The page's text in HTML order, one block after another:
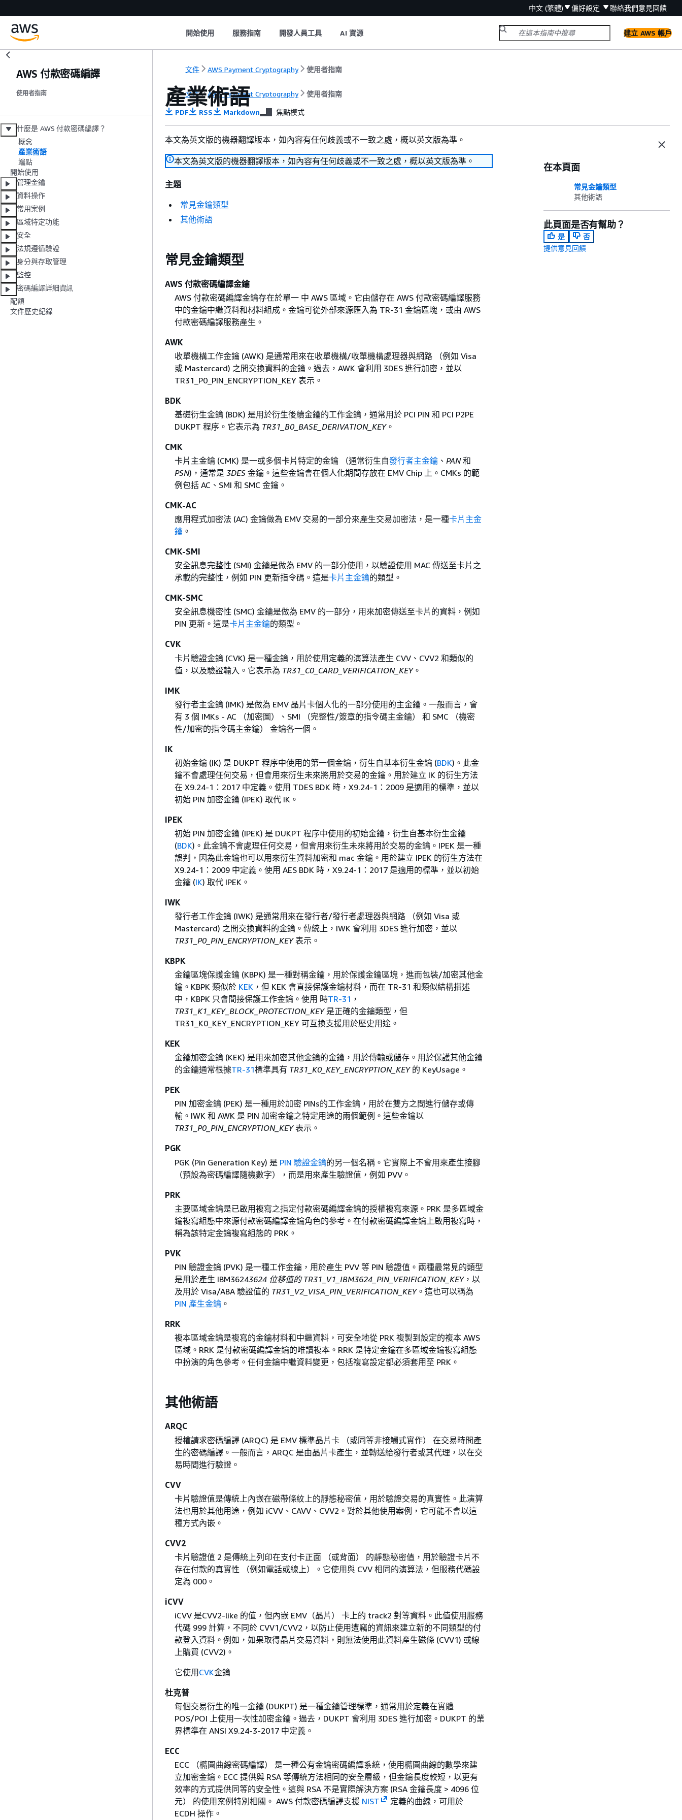
中文 (繁體) 偏好設定 聯絡我們意見回饋
開始使用 服務指南 開發人員工具 AI 資源 建立 AWS 帳戶
AWS 付款密碼編譯
使用者指南
什麼是 AWS 付款密碼編譯？
概念
產業術語
端點
開始使用
管理金鑰
資料操作
常用案例
區域特定功能
安全
法規遵循驗證
身分與存取管理
監控
密碼編譯詳細資訊
配額
文件歷史紀錄
文件 AWS Payment Cryptography 使用者指南
文件 AWS Payment Cryptography 使用者指南
產業術語
PDF RSS Markdown 焦點模式
本文為英文版的機器翻譯版本，如內容有任何歧義或不一致之處，概以英文版為準。
本文為英文版的機器翻譯版本，如內容有任何歧義或不一致之處，概以英文版為準。
主題
常見金鑰類型
其他術語
常見金鑰類型
AWS 付款密碼編譯金鑰
AWS 付款密碼編譯金鑰存在於單一 中 AWS 區域。它由儲存在 AWS 付款密碼編譯服務
中的金鑰中繼資料和材料組成。金鑰可從外部來源匯入為 TR-31 金鑰區塊，或由 AWS
付款密碼編譯服務產生。
AWK
收單機構工作金鑰 (AWK) 是通常用來在收單機構/收單機構處理器與網路 （例如 Visa
或 Mastercard) 之間交換資料的金鑰。過去，AWK 會利用 3DES 進行加密，並以
TR31_P0_PIN_ENCRYPTION_KEY 表示。
BDK
基礎衍生金鑰 (BDK) 是用於衍生後續金鑰的工作金鑰，通常用於 PCI PIN 和 PCI P2PE
DUKPT 程序。它表示為 TR31_B0_BASE_DERIVATION_KEY。
CMK
卡片主金鑰 (CMK) 是一或多個卡片特定的金鑰 （通常衍生自發行者主金鑰、 PAN和
PSN)，通常是 3DES金鑰。這些金鑰會在個人化期間存放在 EMV Chip 上。CMKs 的範
例包括 AC、SMI 和 SMC 金鑰。
CMK-AC
應用程式加密法 (AC) 金鑰做為 EMV 交易的一部分來產生交易加密法，是一種卡片主金
鑰。
CMK-SMI
安全訊息完整性 (SMI) 金鑰是做為 EMV 的一部分使用，以驗證使用 MAC 傳送至卡片之
承載的完整性，例如 PIN 更新指令碼。這是卡片主金鑰的類型。
CMK-SMC
安全訊息機密性 (SMC) 金鑰是做為 EMV 的一部分，用來加密傳送至卡片的資料，例如
PIN 更新。這是卡片主金鑰的類型。
CVK
卡片驗證金鑰 (CVK) 是一種金鑰，用於使用定義的演算法產生 CVV、CVV2 和類似的
值，以及驗證輸入。它表示為 TR31_C0_CARD_VERIFICATION_KEY。
IMK
發行者主金鑰 (IMK) 是做為 EMV 晶片卡個人化的一部分使用的主金鑰。一般而言，會
有 3 個 IMKs - AC （加密圖）、SMI （完整性/簽章的指令碼主金鑰） 和 SMC （機密
性/加密的指令碼主金鑰） 金鑰各一個。
IK
初始金鑰 (IK) 是 DUKPT 程序中使用的第一個金鑰，衍生自基本衍生金鑰 (BDK)。此金
鑰不會處理任何交易，但會用來衍生未來將用於交易的金鑰。用於建立 IK 的衍生方法
在 X9.24-1：2017 中定義。使用 TDES BDK 時，X9.24-1：2009 是適用的標準，並以
初始 PIN 加密金鑰 (IPEK) 取代 IK。
IPEK
初始 PIN 加密金鑰 (IPEK) 是 DUKPT 程序中使用的初始金鑰，衍生自基本衍生金鑰
(BDK)。此金鑰不會處理任何交易，但會用來衍生未來將用於交易的金鑰。IPEK 是一種
誤判，因為此金鑰也可以用來衍生資料加密和 mac 金鑰。用於建立 IPEK 的衍生方法在
X9.24-1：2009 中定義。使用 AES BDK 時，X9.24-1：2017 是適用的標準，並以初始
金鑰 (IK) 取代 IPEK。
IWK
發行者工作金鑰 (IWK) 是通常用來在發行者/發行者處理器與網路 （例如 Visa 或
Mastercard) 之間交換資料的金鑰。傳統上，IWK 會利用 3DES 進行加密，並以
TR31_P0_PIN_ENCRYPTION_KEY表示。
KBPK
金鑰區塊保護金鑰 (KBPK) 是一種對稱金鑰，用於保護金鑰區塊，進而包裝/加密其他金
鑰。KBPK 類似於 KEK，但 KEK 會直接保護金鑰材料，而在 TR-31 和類似結構描述
中，KBPK 只會間接保護工作金鑰。使用 時TR-31 ，
TR31_K1_KEY_BLOCK_PROTECTION_KEY是正確的金鑰類型，但
TR31_K0_KEY_ENCRYPTION_KEY 可互換支援用於歷史用途。
KEK
金鑰加密金鑰 (KEK) 是用來加密其他金鑰的金鑰，用於傳輸或儲存。用於保護其他金鑰
的金鑰通常根據TR-31標準具有 TR31_K0_KEY_ENCRYPTION_KEY的 KeyUsage。
PEK
PIN 加密金鑰 (PEK) 是一種用於加密 PINs的工作金鑰，用於在雙方之間進行儲存或傳
輸。IWK 和 AWK 是 PIN 加密金鑰之特定用途的兩個範例。這些金鑰以
TR31_P0_PIN_ENCRYPTION_KEY表示。
PGK
PGK (Pin Generation Key) 是 PIN 驗證金鑰的另一個名稱。它實際上不會用來產生接腳
（預設為密碼編譯隨機數字），而是用來產生驗證值，例如 PVV。
PRK
主要區域金鑰是已啟用複寫之指定付款密碼編譯金鑰的授權複寫來源。PRK 是多區域金
鑰複寫組態中來源付款密碼編譯金鑰角色的參考。在付款密碼編譯金鑰上啟用複寫時，
稱為該特定金鑰複寫組態的 PRK。
PVK
PIN 驗證金鑰 (PVK) 是一種工作金鑰，用於產生 PVV 等 PIN 驗證值。兩種最常見的類型
是用於產生 IBM36243624 位移值的 TR31_V1_IBM3624_PIN_VERIFICATION_KEY，以
及用於 Visa/ABA 驗證值的 TR31_V2_VISA_PIN_VERIFICATION_KEY。這也可以稱為
PIN 產生金鑰。
RRK
複本區域金鑰是複寫的金鑰材料和中繼資料，可安全地從 PRK 複製到設定的複本 AWS
區域。RRK 是付款密碼編譯金鑰的唯讀複本。RRK 是特定金鑰在多區域金鑰複寫組態
中扮演的角色參考。任何金鑰中繼資料變更，包括複寫設定都必須套用至 PRK。
其他術語
ARQC
授權請求密碼編譯 (ARQC) 是 EMV 標準晶片卡 （或同等非接觸式實作） 在交易時間產
生的密碼編譯。一般而言，ARQC 是由晶片卡產生，並轉送給發行者或其代理，以在交
易時間進行驗證。
CVV
卡片驗證值是傳統上內嵌在磁帶條紋上的靜態秘密值，用於驗證交易的真實性。此演算
法也用於其他用途，例如 iCVV、CAVV、CVV2。對於其他使用案例，它可能不會以這
種方式內嵌。
CVV2
卡片驗證值 2 是傳統上列印在支付卡正面 （或背面） 的靜態秘密值，用於驗證卡片不
存在付款的真實性 （例如電話或線上）。它使用與 CVV 相同的演算法，但服務代碼設
定為 000。
iCVV
iCVV 是CVV2-like 的值，但內嵌 EMV（晶片） 卡上的 track2 對等資料。此值使用服務
代碼 999 計算，不同於 CVV1/CVV2，以防止使用遭竊的資訊來建立新的不同類型的付
款登入資料。例如，如果取得晶片交易資料，則無法使用此資料產生磁條 (CVV1) 或線
上購買 (CVV2)。
它使用CVK金鑰
杜克普
每個交易衍生的唯一金鑰 (DUKPT) 是一種金鑰管理標準，通常用於定義在實體
POS/POI 上使用一次性加密金鑰。過去，DUKPT 會利用 3DES 進行加密。DUKPT 的業
界標準在 ANSI X9.24-3-2017 中定義。
ECC
ECC （橢圓曲線密碼編譯） 是一種公有金鑰密碼編譯系統，使用橢圓曲線的數學來建
立加密金鑰。ECC 提供與 RSA 等傳統方法相同的安全層級，但金鑰長度較短，以更有
效率的方式提供同等的安全性。這與 RSA 不是實際解決方案 (RSA 金鑰長度 > 4096 位
元） 的使用案例特別相關。 AWS 付款密碼編譯支援 NIST
定義的曲線，可用於
ECDH 操作。
在本頁面
常見金鑰類型
其他術語
此頁面是否有幫助？
是
否
提供意見回饋